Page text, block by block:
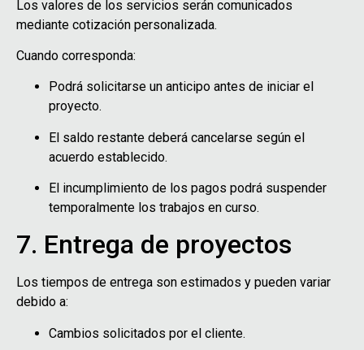
Los valores de los servicios serán comunicados
mediante cotización personalizada.
Cuando corresponda:
Podrá solicitarse un anticipo antes de iniciar el
proyecto.
El saldo restante deberá cancelarse según el
acuerdo establecido.
El incumplimiento de los pagos podrá suspender
temporalmente los trabajos en curso.
7. Entrega de proyectos
Los tiempos de entrega son estimados y pueden variar
debido a:
Cambios solicitados por el cliente.